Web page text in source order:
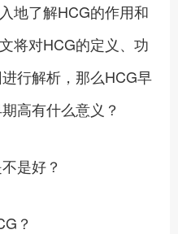
地了解HCG的作用和
将对HCG的定义、功
行解析，那么HCG早
高有什么意义？
是好？
？